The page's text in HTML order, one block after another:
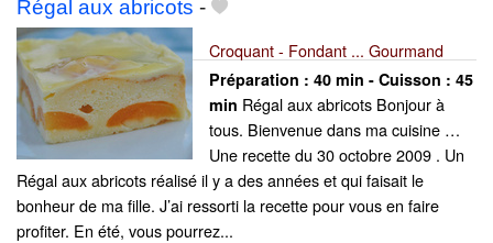
Régal aux abricots -
Croquant - Fondant ... Gourmand
Préparation : 40 min - Cuisson : 45
min Régal aux abricots Bonjour à
tous. Bienvenue dans ma cuisine …
Une recette du 30 octobre 2009 . Un
Régal aux abricots réalisé il y a des années et qui faisait le
bonheur de ma fille. J’ai ressorti la recette pour vous en faire
profiter. En été, vous pourrez...